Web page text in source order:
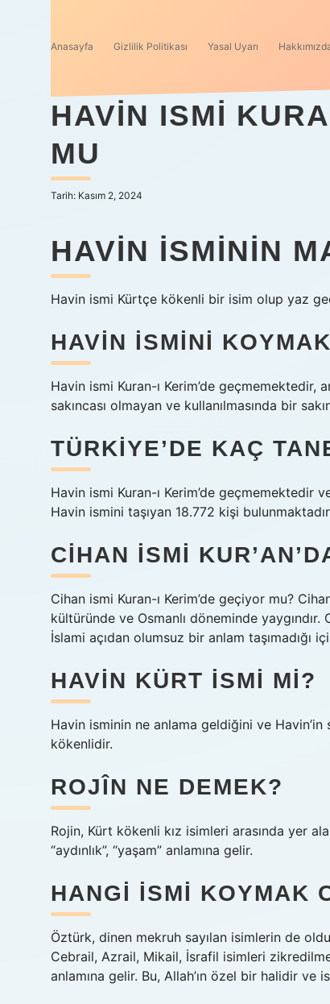
Anasayfa Gizlilik Politikası Yasal Uyarı
HAVIN ISMI
MU
Tarih: Kasım 2, 2024
HAVIN ISMININ
Havin ismi Kürtçe kökenli bir isim olup yaz
HAVIN ISMINI
Havin ismi Kuran-ı Kerim’de geçmemektedir,
sakıncası olmayan ve kullanılmasında bir
TÜRKIYE’DE KAÇ
Havin ismi Kuran-ı Kerim’de geçmemektedir
Havin ismini taşıyan 18.772 kişi
CIHAN ISMI
Cihan ismi Kuran-ı Kerim’de geçiyor mu?
kültüründe ve Osmanlı döneminde
İslami açıdan olumsuz bir anlam taşımadığı
HAVIN KÜRT ISMI MI?
Havin isminin ne anlama geldiğini ve
kökenlidir.
ROJÎN NE DEMEK?
Rojin, Kürt kökenli kız isimleri arasında yer
“aydınlık”, “yaşam” anlamına gelir.
HANGI ISMI KOYMAK
Öztürk, dinen mekruh sayılan isimlerin de
Cebrail, Azrail, Mikail, İsrafil isimleri
anlamına gelir. Bu, Allah’ın özel bir halidir ve